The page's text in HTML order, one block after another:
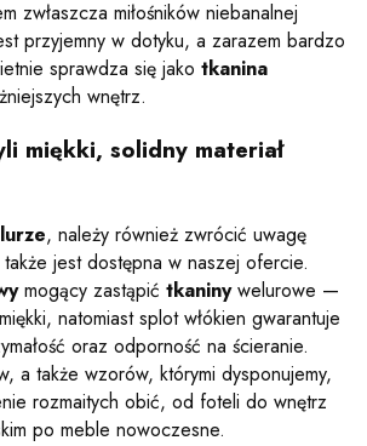
zwłaszcza miłośników niebanalnej
przyjemny w dotyku, a zarazem bardzo
sprawdza się jako tkanina
wnętrz.
miękki, solidny materiał
, należy również zwrócić uwagę
jest dostępna w naszej ofercie.
mogący zastąpić tkaninywelurowe —
natomiast splot włókien gwarantuje
oraz odporność na ścieranie.
a także wzorów, którymi dysponujemy,
rozmaitych obić, od foteli do wnętrz
po meble nowoczesne.